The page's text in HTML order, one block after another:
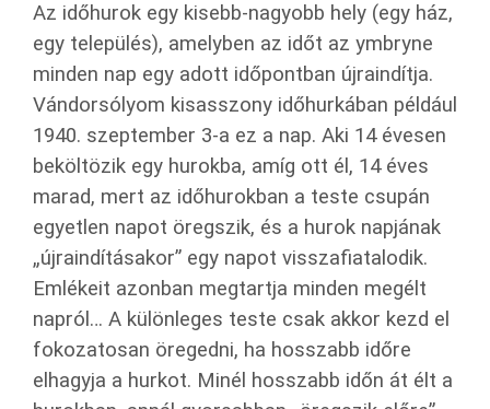
Az időhurok egy kisebb-nagyobb hely (egy ház,
egy település), amelyben az időt az ymbryne
minden nap egy adott időpontban újraindítja.
Vándorsólyom kisasszony időhurkában például
1940. szeptember 3-a ez a nap. Aki 14 évesen
beköltözik egy hurokba, amíg ott él, 14 éves
marad, mert az időhurokban a teste csupán
egyetlen napot öregszik, és a hurok napjának
„újraindításakor” egy napot visszafiatalodik.
Emlékeit azonban megtartja minden megélt
napról… A különleges teste csak akkor kezd el
fokozatosan öregedni, ha hosszabb időre
elhagyja a hurkot. Minél hosszabb időn át élt a